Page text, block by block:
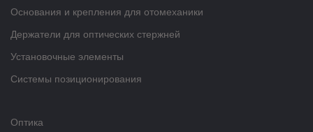
Основания и крепления для отомеханики
Держатели для оптических стержней
Установочные элементы
Системы позиционирования
Оптика